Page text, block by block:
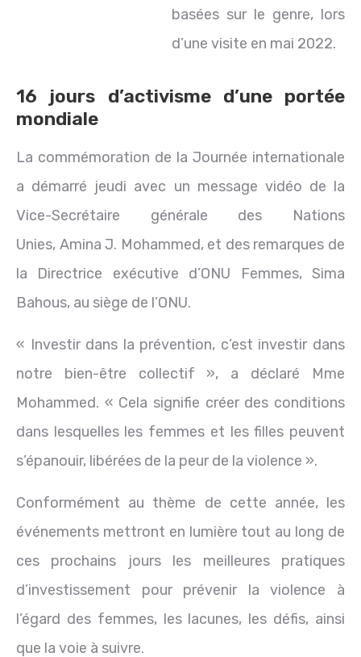
basées sur le genre, lors
d’une visite en mai 2022.
16 jours d’activisme d’une portée
mondiale
La commémoration de la Journée internationale
a démarré jeudi avec un message vidéo de la
Vice-Secrétaire générale des Nations
Unies, Amina J. Mohammed, et des remarques de
la Directrice exécutive d’ONU Femmes, Sima
Bahous, au siège de l’ONU.
« Investir dans la prévention, c’est investir dans
notre bien-être collectif », a déclaré Mme
Mohammed. « Cela signifie créer des conditions
dans lesquelles les femmes et les filles peuvent
s’épanouir, libérées de la peur de la violence ».
Conformément au thème de cette année, les
événements mettront en lumière tout au long de
ces prochains jours les meilleures pratiques
d’investissement pour prévenir la violence à
l’égard des femmes, les lacunes, les défis, ainsi
que la voie à suivre.